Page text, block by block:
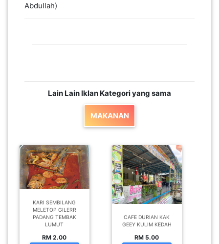
Abdullah)
Lain Lain Iklan Kategori yang sama
MAKANAN
KARI SEMBILANG
MELETOP GILERR
PADANG TEMBAK
LUMUT
RM 2.00
CAFE DURIAN KAK
GEEY KULIM KEDAH
RM 5.00
LUMPUR(16)
SINGAPORE(0)
BRUNEI(0)